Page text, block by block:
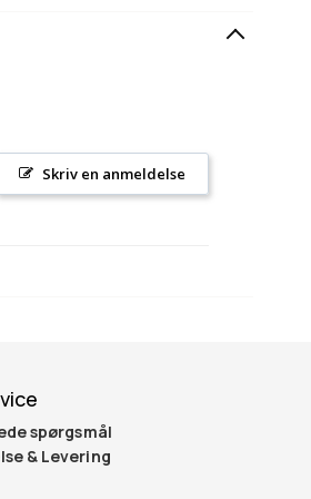
Skriv en anmeldelse
spørgsmål
& Levering